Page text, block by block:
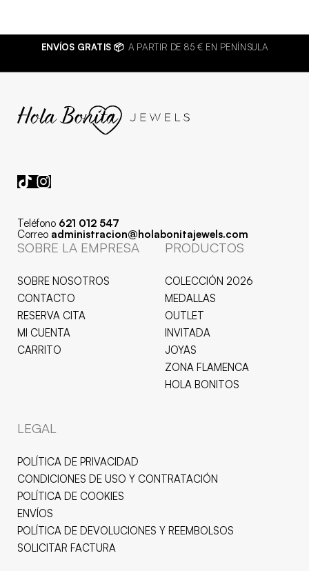
ENVÍOS GRATIS 📦 A PARTIR DE 85 € EN PENÍNSULA
Teléfono 621 012 547
Correo administracion@holabonitajewels.com
SOBRE LA EMPRESA
SOBRE NOSOTROS
CONTACTO
RESERVA CITA
MI CUENTA
CARRITO
PRODUCTOS
COLECCIÓN 2026
MEDALLAS
OUTLET
INVITADA
JOYAS
ZONA FLAMENCA
HOLA BONITOS
LEGAL
POLÍTICA DE PRIVACIDAD
CONDICIONES DE USO Y CONTRATACIÓN
POLÍTICA DE COOKIES
ENVÍOS
POLÍTICA DE DEVOLUCIONES Y REEMBOLSOS
SOLICITAR FACTURA